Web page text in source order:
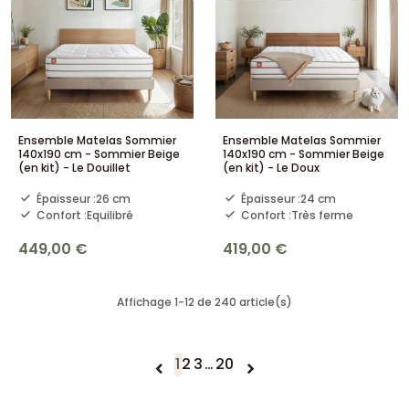
Ensemble Matelas Sommier
140x190 cm - Sommier Beige
(en kit) - Le Douillet
Épaisseur :26 cm
Confort :Equilibré
449,00 €
Ensemble Matelas Sommier
140x190 cm - Sommier Beige
(en kit) - Le Doux
Épaisseur :24 cm
Confort :Très ferme
419,00 €
Affichage 1-12 de 240 article(s)
 12 3…20 